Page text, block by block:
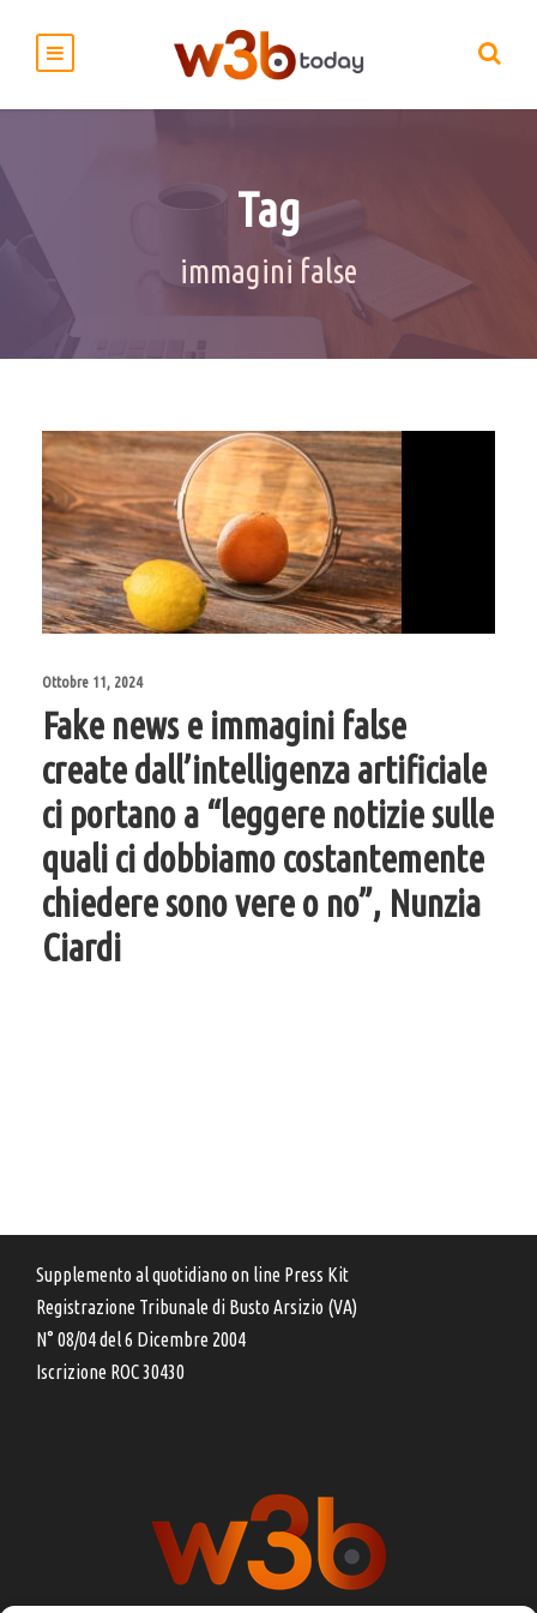
Tag
immagini false
Ottobre 11, 2024
Fake news e immagini false
create dall’intelligenza artificiale
ci portano a “leggere notizie sulle
quali ci dobbiamo costantemente
chiedere sono vere o no”, Nunzia
Ciardi
Supplemento al quotidiano on line Press Kit
Registrazione Tribunale di Busto Arsizio (VA)
N° 08/04 del 6 Dicembre 2004
Iscrizione ROC 30430